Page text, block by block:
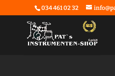
034 461 02 32